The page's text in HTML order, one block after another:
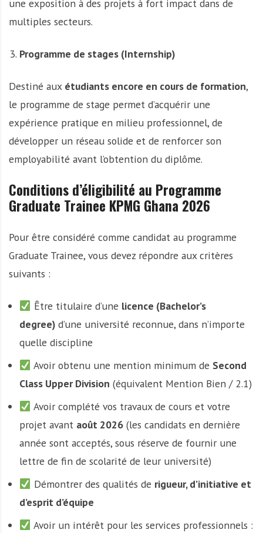
une exposition à des projets à fort impact dans de
multiples secteurs.
Programme de stages (Internship)
Destiné aux étudiants encore en cours de formation,
le programme de stage permet d’acquérir une
expérience pratique en milieu professionnel, de
développer un réseau solide et de renforcer son
employabilité avant l’obtention du diplôme.
Conditions d’éligibilité au Programme
Graduate Trainee KPMG Ghana 2026
Pour être considéré comme candidat au programme
Graduate Trainee, vous devez répondre aux critères
suivants :
Être titulaire d’une licence (Bachelor’s
degree)d’une université reconnue, dans n’importe
quelle discipline
Avoir obtenu une mention minimum de Second
Class Upper Division (équivalent Mention Bien / 2.1)
Avoir complété vos travaux de cours et votre
projet avant août 2026(les candidats en dernière
année sont acceptés, sous réserve de fournir une
lettre de fin de scolarité de leur université)
Démontrer des qualités de rigueur, d’initiative et
d’esprit d’équipe
Avoir un intérêt pour les services professionnels :